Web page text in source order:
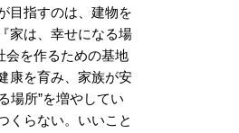
目指すのは、建物を
家は、幸せになる場
会を作るための基地
康を育み、家族が安
場所”を増やしてい
くらない。いいこと